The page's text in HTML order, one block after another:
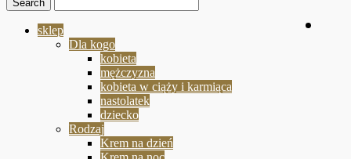
sklep
Dla kogo
kobieta
mężczyzna
kobieta w ciąży i karmiąca
nastolatek
dziecko
Rodzaj
Krem na dzień